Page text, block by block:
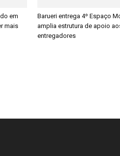
em
mais
Barueri entrega 4º Espaço
amplia estrutura de apoio
entregadores